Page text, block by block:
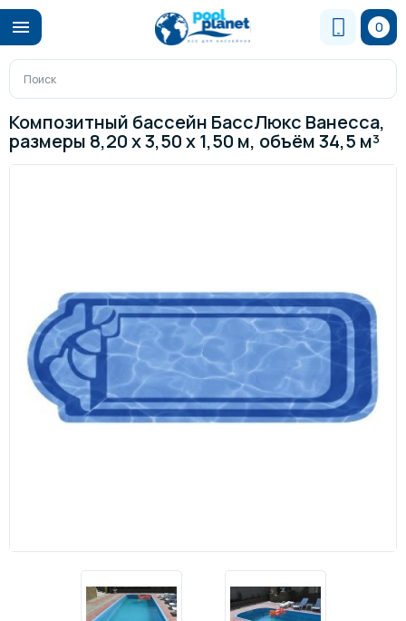
0
Композитный бассейн БассЛюкс Ванесса,
размеры 8,20 x 3,50 x 1,50 м, объём 34,5 м³